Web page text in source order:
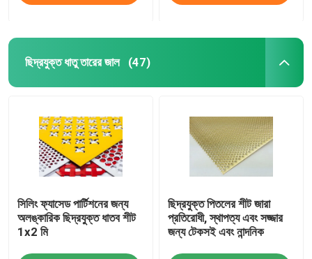
পণ্য
ছিদ্রযুক্ত ধাতু তারের জাল (47)
সিলিং ফ্যাসেড পার্টিশনের জন্য
অলঙ্কারিক ছিদ্রযুক্ত ধাতব শীট
1x2 মি
ছিদ্রযুক্ত পিতলের শীট জারা
প্রতিরোধী, স্থাপত্য এবং সজ্জার
জন্য টেকসই এবং নান্দনিক